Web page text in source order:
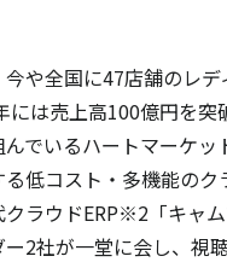
や全国に47店舗のレ
には売上高100億円を
でいるハートマーケ
低コスト・多機能の
ラウドERP※2「キャム
2社が一堂に会し、視